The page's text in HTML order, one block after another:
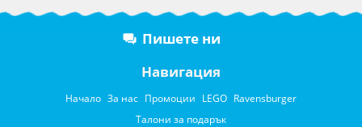
Пишете ни
Навигация
Начало За нас Промоции LEGO Ravensburger
Талони за подарък